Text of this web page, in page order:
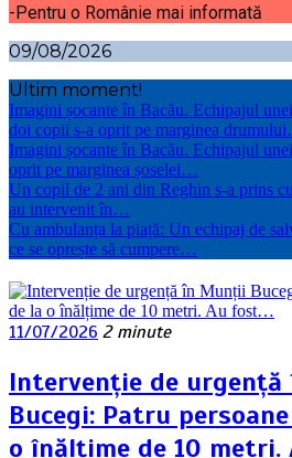
-Pentru o Românie mai informată
09/08/2026
Ultim moment!
Imagini șocante în Bacău. Echipajul
doi copii s-a oprit pe marginea
Imagini șocante în Bacău. Echipajul
oprit pe marginea șoselei…
Un copil de 2 ani din Reghin s-a prins
au intervenit în…
Cu ambulanța la piață: Un echipaj de
ce se oprește să cumpere…
11/07/2026 2 minute
Intervenție de
Bucegi: Patru
o înălțime de 10